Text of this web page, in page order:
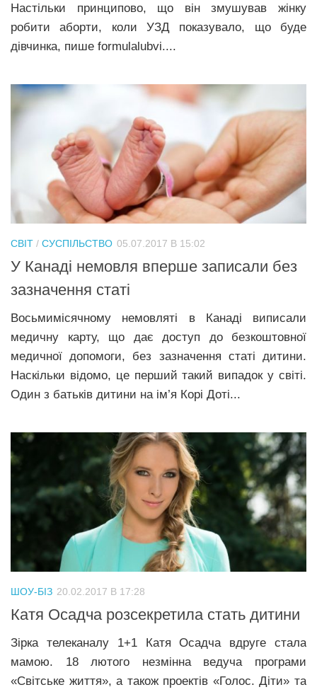
Настільки принципово, що він змушував жінку
робити аборти, коли УЗД показувало, що буде
дівчинка, пише formulalubvi....
СВІТ / СУСПІЛЬСТВО 05.07.2017 В 15:02
У Канаді немовля вперше записали без
зазначення статі
Восьмимісячному немовляті в Канаді виписали
медичну карту, що дає доступ до безкоштовної
медичної допомоги, без зазначення статі дитини.
Наскільки відомо, це перший такий випадок у світі.
Один з батьків дитини на ім’я Корі Доті...
ШОУ-БІЗ 20.02.2017 В 17:28
Катя Осадча розсекретила стать дитини
Зірка телеканалу 1+1 Катя Осадча вдруге стала
мамою. 18 лютого незмінна ведуча програми
«Світське життя», а також проектів «Голос. Діти» та